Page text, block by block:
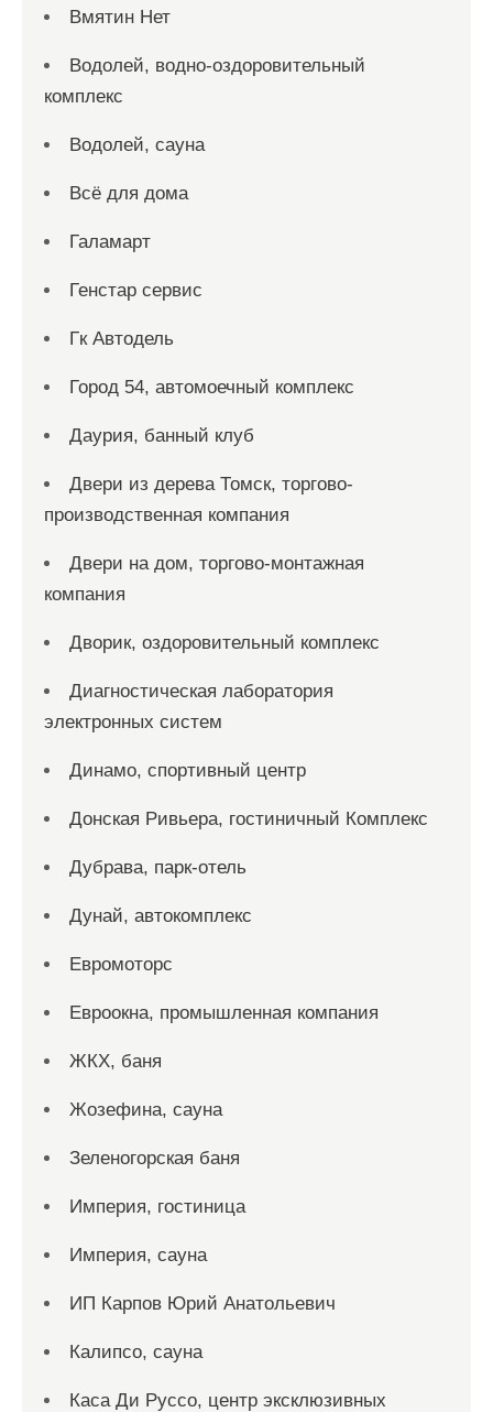
Вмятин Нет
Водолей, водно-оздоровительный
комплекс
Водолей, сауна
Всё для дома
Галамарт
Генстар сервис
Гк Автодель
Город 54, автомоечный комплекс
Даурия, банный клуб
Двери из дерева Томск, торгово-
производственная компания
Двери на дом, торгово-монтажная
компания
Дворик, оздоровительный комплекс
Диагностическая лаборатория
электронных систем
Динамо, спортивный центр
Донская Ривьера, гостиничный Комплекс
Дубрава, парк-отель
Дунай, автокомплекс
Евромоторс
Евроокна, промышленная компания
ЖКХ, баня
Жозефина, сауна
Зеленогорская баня
Империя, гостиница
Империя, сауна
ИП Карпов Юрий Анатольевич
Калипсо, сауна
Каса Ди Руссо, центр эксклюзивных